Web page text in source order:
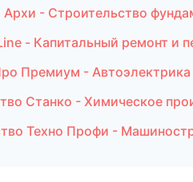
- Строительство
- Капитальный ремонт и
Премиум -
Станко - Химическое
Техно Профи -